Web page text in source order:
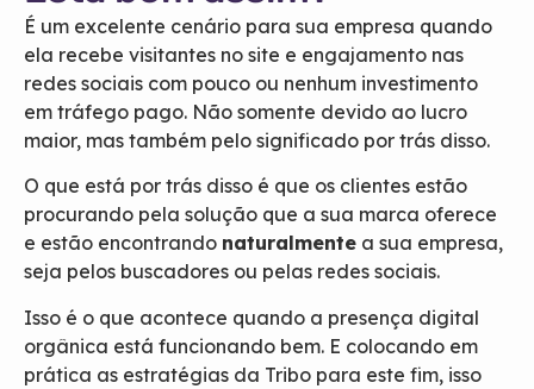
É um excelente cenário para sua empresa quando
ela recebe visitantes no site e engajamento nas
redes sociais com pouco ou nenhum investimento
em tráfego pago. Não somente devido ao lucro
maior, mas também pelo significado por trás disso.
O que está por trás disso é que os clientes estão
procurando pela solução que a sua marca oferece
e estão encontrando naturalmente a sua empresa,
seja pelos buscadores ou pelas redes sociais.
Isso é o que acontece quando a presença digital
orgânica está funcionando bem. E colocando em
prática as estratégias da Tribo para este fim, isso